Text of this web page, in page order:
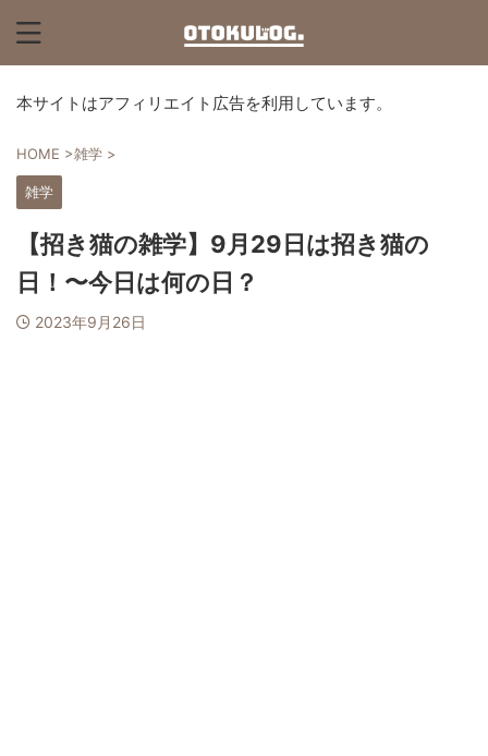
本サイトはアフィリエイト広告を利用しています。
HOME >雑学 >
雑学
【招き猫の雑学】9月29日は招き猫の
日！〜今日は何の日？
2023年9月26日